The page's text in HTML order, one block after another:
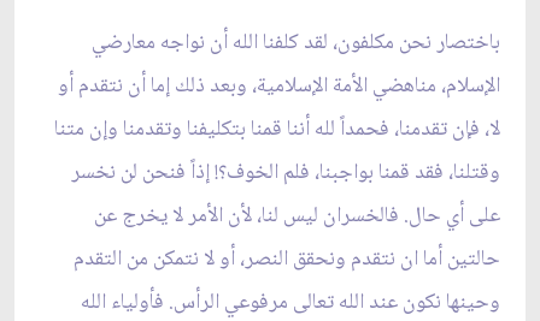
باختصار نحن مكلفون، لقد كلفنا الله أن نواجه معارضي
الإسلام، مناهضي الأمة الإسلامية، وبعد ذلك إما أن نتقدم أو
لا، فإن تقدمنا، فحمداً لله أننا قمنا بتكليفنا وتقدمنا وإن متنا
وقتلنا، فقد قمنا بواجبنا، فلم الخوف؟! إذاً فنحن لن نخسر
على أي حال. فالخسران ليس لنا، لأن الأمر لا يخرج عن
حالتين أما ان نتقدم ونحقق النصر، أو لا نتمكن من التقدم
وحينها نكون عند الله تعالى مرفوعي الرأس. فأولياء الله